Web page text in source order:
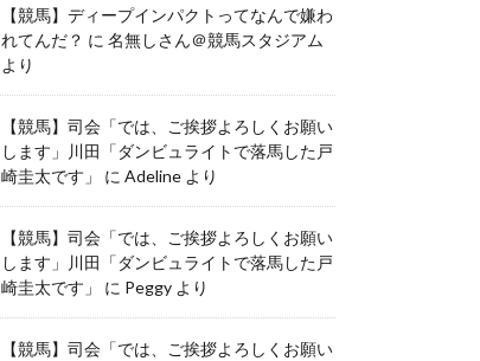
【競馬】ディープインパクトってなんで嫌わ
れてんだ？ に 名無しさん＠競馬スタジアム
より
【競馬】司会「では、ご挨拶よろしくお願い
します」川田「ダンビュライトで落馬した戸
崎圭太です」
に Adelineより
【競馬】司会「では、ご挨拶よろしくお願い
します」川田「ダンビュライトで落馬した戸
崎圭太です」
に Peggyより
【競馬】司会「では、ご挨拶よろしくお願い